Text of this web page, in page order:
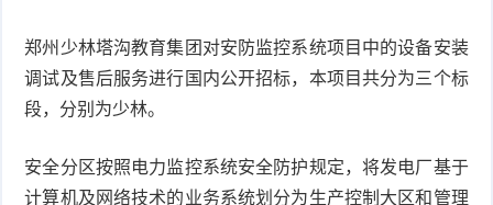
郑州少林塔沟教育集团对安防监控系统项目中的设备安装
调试及售后服务进行国内公开招标，本项目共分为三个标
段，分别为少林。
安全分区按照电力监控系统安全防护规定，将发电厂基于
计算机及网络技术的业务系统划分为生产控制大区和管理